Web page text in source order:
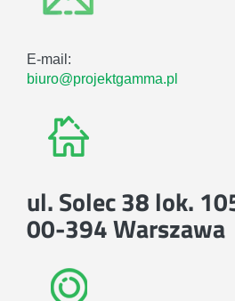
E-mail:
biuro@projektgamma.pl
ul. Solec 38 lok.
00-394 Warszawa